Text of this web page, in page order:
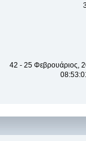
42 - 25 Φεβρουάριος,